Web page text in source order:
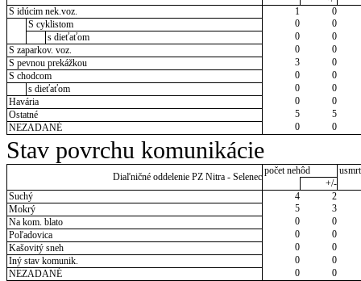
S idúcim nek.voz.
1
0
S cyklistom
0
0
s dieťaťom
0
0
S zaparkov. voz.
0
0
S pevnou prekážkou
3
0
S chodcom
0
0
s dieťaťom
0
0
Havária
0
0
Ostatné
5
5
NEZADANÉ
0 0
Stav povrchu komunikácie
Diaľničné oddelenie PZ Nitra - Selenec
počet nehôd
+/-
Suchý
4
2
Mokrý
5
3
Na kom. blato
0
0
Poľadovica
0
0
Kašovitý sneh
0
0
Iný stav komunik.
0
0
NEZADANÉ
0 0